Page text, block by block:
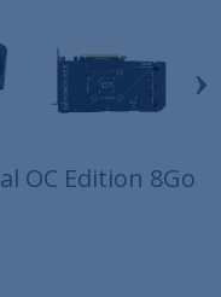
›
OC Edition 8Go